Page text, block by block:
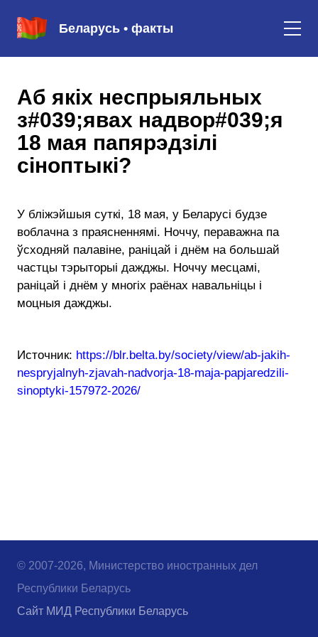
Беларусь • факты
Аб якіх неспрыяльных
з#039;явах надвор#039;я
18 мая папярэдзілі
сіноптыкі?
У бліжэйшыя суткі, 18 мая, у Беларусі будзе
воблачна з праясненнямі. Ноччу, пераважна па
ўсходняй палавіне, раніцай і днём на большай
частцы тэрыторыі дажджы. Ноччу месцамі,
раніцай і днём у многіх раёнах навальніцы і
моцныя дажджы.
Источник: https://blr.belta.by/society/view/ab-jakih-
nespryjalnyh-zjavah-nadvorja-18-maja-papjaredzili-
sinoptyki-157972-2026/
© 2007-2026, Министерство иностранных дел
Республики Беларусь
Сайт МИД Республики Беларусь